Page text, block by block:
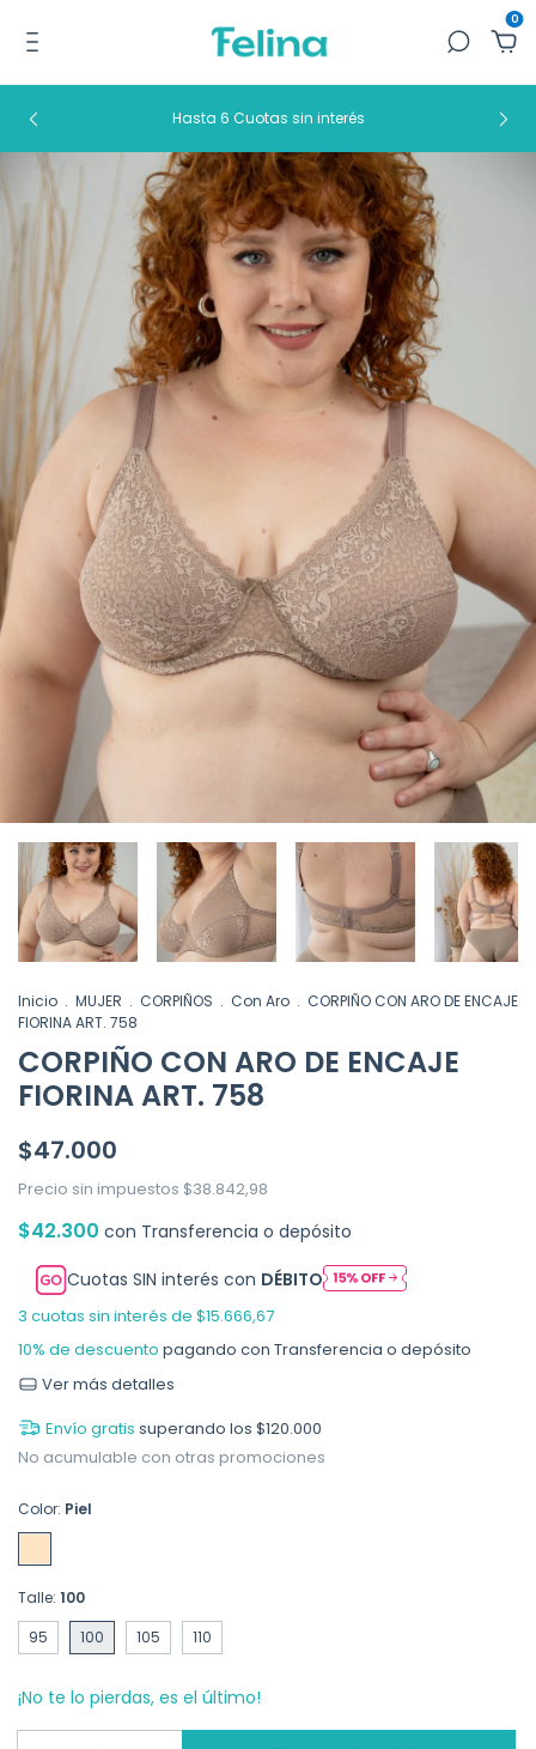
0
Hasta 6 Cuotas sin interés
Inicio . MUJER . CORPIÑOS . Con Aro . CORPIÑO CON ARO DE ENCAJE
FIORINA ART. 758
CORPIÑO CON ARO DE ENCAJE
FIORINA ART. 758
$47.000
Precio sin impuestos $38.842,98
$42.300 con Transferencia o depósito
Cuotas SIN interés con DÉBITO
3 cuotas sin interés de $15.666,67
10% de descuento pagando con Transferencia o depósito
Ver más detalles
Envío gratis superando los $120.000
No acumulable con otras promociones
Color: Piel
Talle: 100
95
100 105 110
¡No te lo pierdas, es el último!